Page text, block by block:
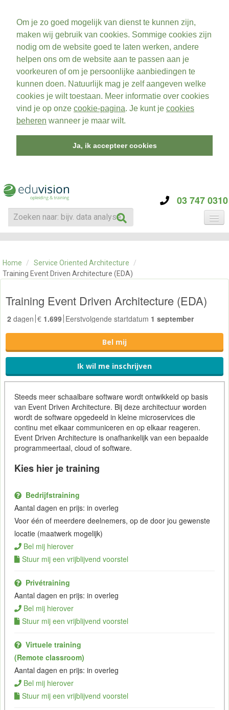
Om je zo goed mogelijk van dienst te kunnen zijn,
maken wij gebruik van cookies. Sommige cookies zijn
nodig om de website goed te laten werken, andere
helpen ons om de website aan te passen aan je
voorkeuren of om je persoonlijke aanbiedingen te
kunnen doen. Natuurlijk mag je zelf aangeven welke
cookies je wilt toestaan. Meer informatie over cookies
vind je op onze cookie-pagina. Je kunt je cookies
beheren wanneer je maar wilt.
Ja, ik accepteer cookies
03 747 0310
CATEGORIE
OVER ONS
CONTACT
Home / Service Oriented Architecture
/
Training Event Driven Architecture (EDA)
Training Event Driven Architecture (EDA)
2 dagen € 1.699 Eerstvolgende startdatum 1 september
Bel mij
Ik wil me inschrijven
Steeds meer schaalbare software wordt ontwikkeld op basis
van Event Driven Architecture. Bij deze architectuur worden
wordt de software opgedeeld in kleine microservices die
continu met elkaar communiceren en op elkaar reageren.
Event Driven Architecture is onafhankelijk van een bepaalde
programmeertaal, cloud of software.
Kies hier je training
Bedrijfstraining
Aantal dagen en prijs: in overleg
Voor één of meerdere deelnemers, op de door jou gewenste
locatie (maatwerk mogelijk)
Bel mij hierover
Stuur mij een vrijblijvend voorstel
Privétraining
Aantal dagen en prijs: in overleg
Bel mij hierover
Stuur mij een vrijblijvend voorstel
Virtuele training
(Remote classroom)
Aantal dagen en prijs: in overleg
Bel mij hierover
Stuur mij een vrijblijvend voorstel